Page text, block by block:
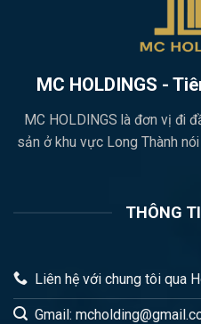
MC HOLDINGS -
MC HOLDINGS là đơn vị đi
sản ở khu vực Long Thành
THÔNG
Liên hệ với chung tôi qua
Gmail: